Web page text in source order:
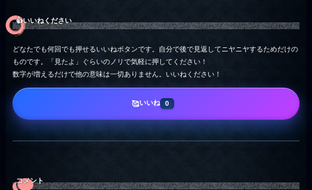
👍️いいねください
どなたでも何回でも押せるいいねボタンです。自分で後で見返してニヤニヤするためだけの
ものです。「見たよ」ぐらいのノリで気軽に押してください！
数字が増えるだけで他の意味は一切ありません。いいねください！
🥰いいね 0
コメント